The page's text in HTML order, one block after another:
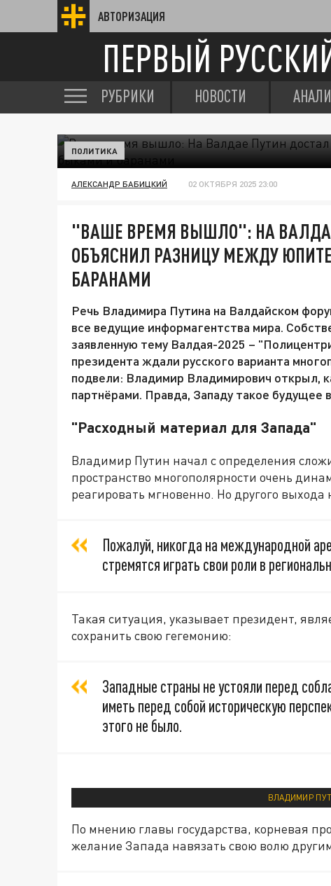
АВТОРИЗАЦИЯ
ПЕРВЫЙ
РУБРИКИ НОВОСТИ
ПОЛИТИКА
АЛЕКСАНДР БАБИЦКИЙ 02 ОКТЯБРЯ 2025 23:00
"ВАШЕ ВРЕМЯ ВЫШЛО": НА
ОБЪЯСНИЛ РАЗНИЦУ МЕЖДУ
БАРАНАМИ
Речь Владимира Путина на Валдайском
все ведущие информагентства мира.
заявленную тему Валдая-2025 –
президента ждали русского варианта
подвели: Владимир Владимирович открыл,
партнёрами. Правда, Западу такое будущее
"Расходный материал для Запада"
Владимир Путин начал с определения
пространство многополярности очень
реагировать мгновенно. Но другого выхода
Пожалуй, никогда на международной
стремятся играть свои роли в
Такая ситуация, указывает президент,
сохранить свою гегемонию:
Западные страны не устояли перед
иметь перед собой историческую
этого не было.
ВЛАДИМИР
По мнению главы государства, корневая
желание Запада навязать свою волю